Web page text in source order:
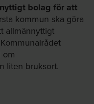
bolag för att
kommun ska göra
allmännyttigt
om
liten bruksort.